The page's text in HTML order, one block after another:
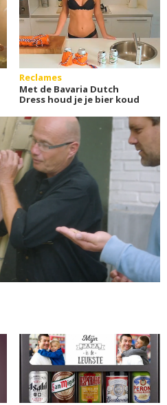
Reclames
Met de Bavaria Dutch
Dress houd je je bier koud